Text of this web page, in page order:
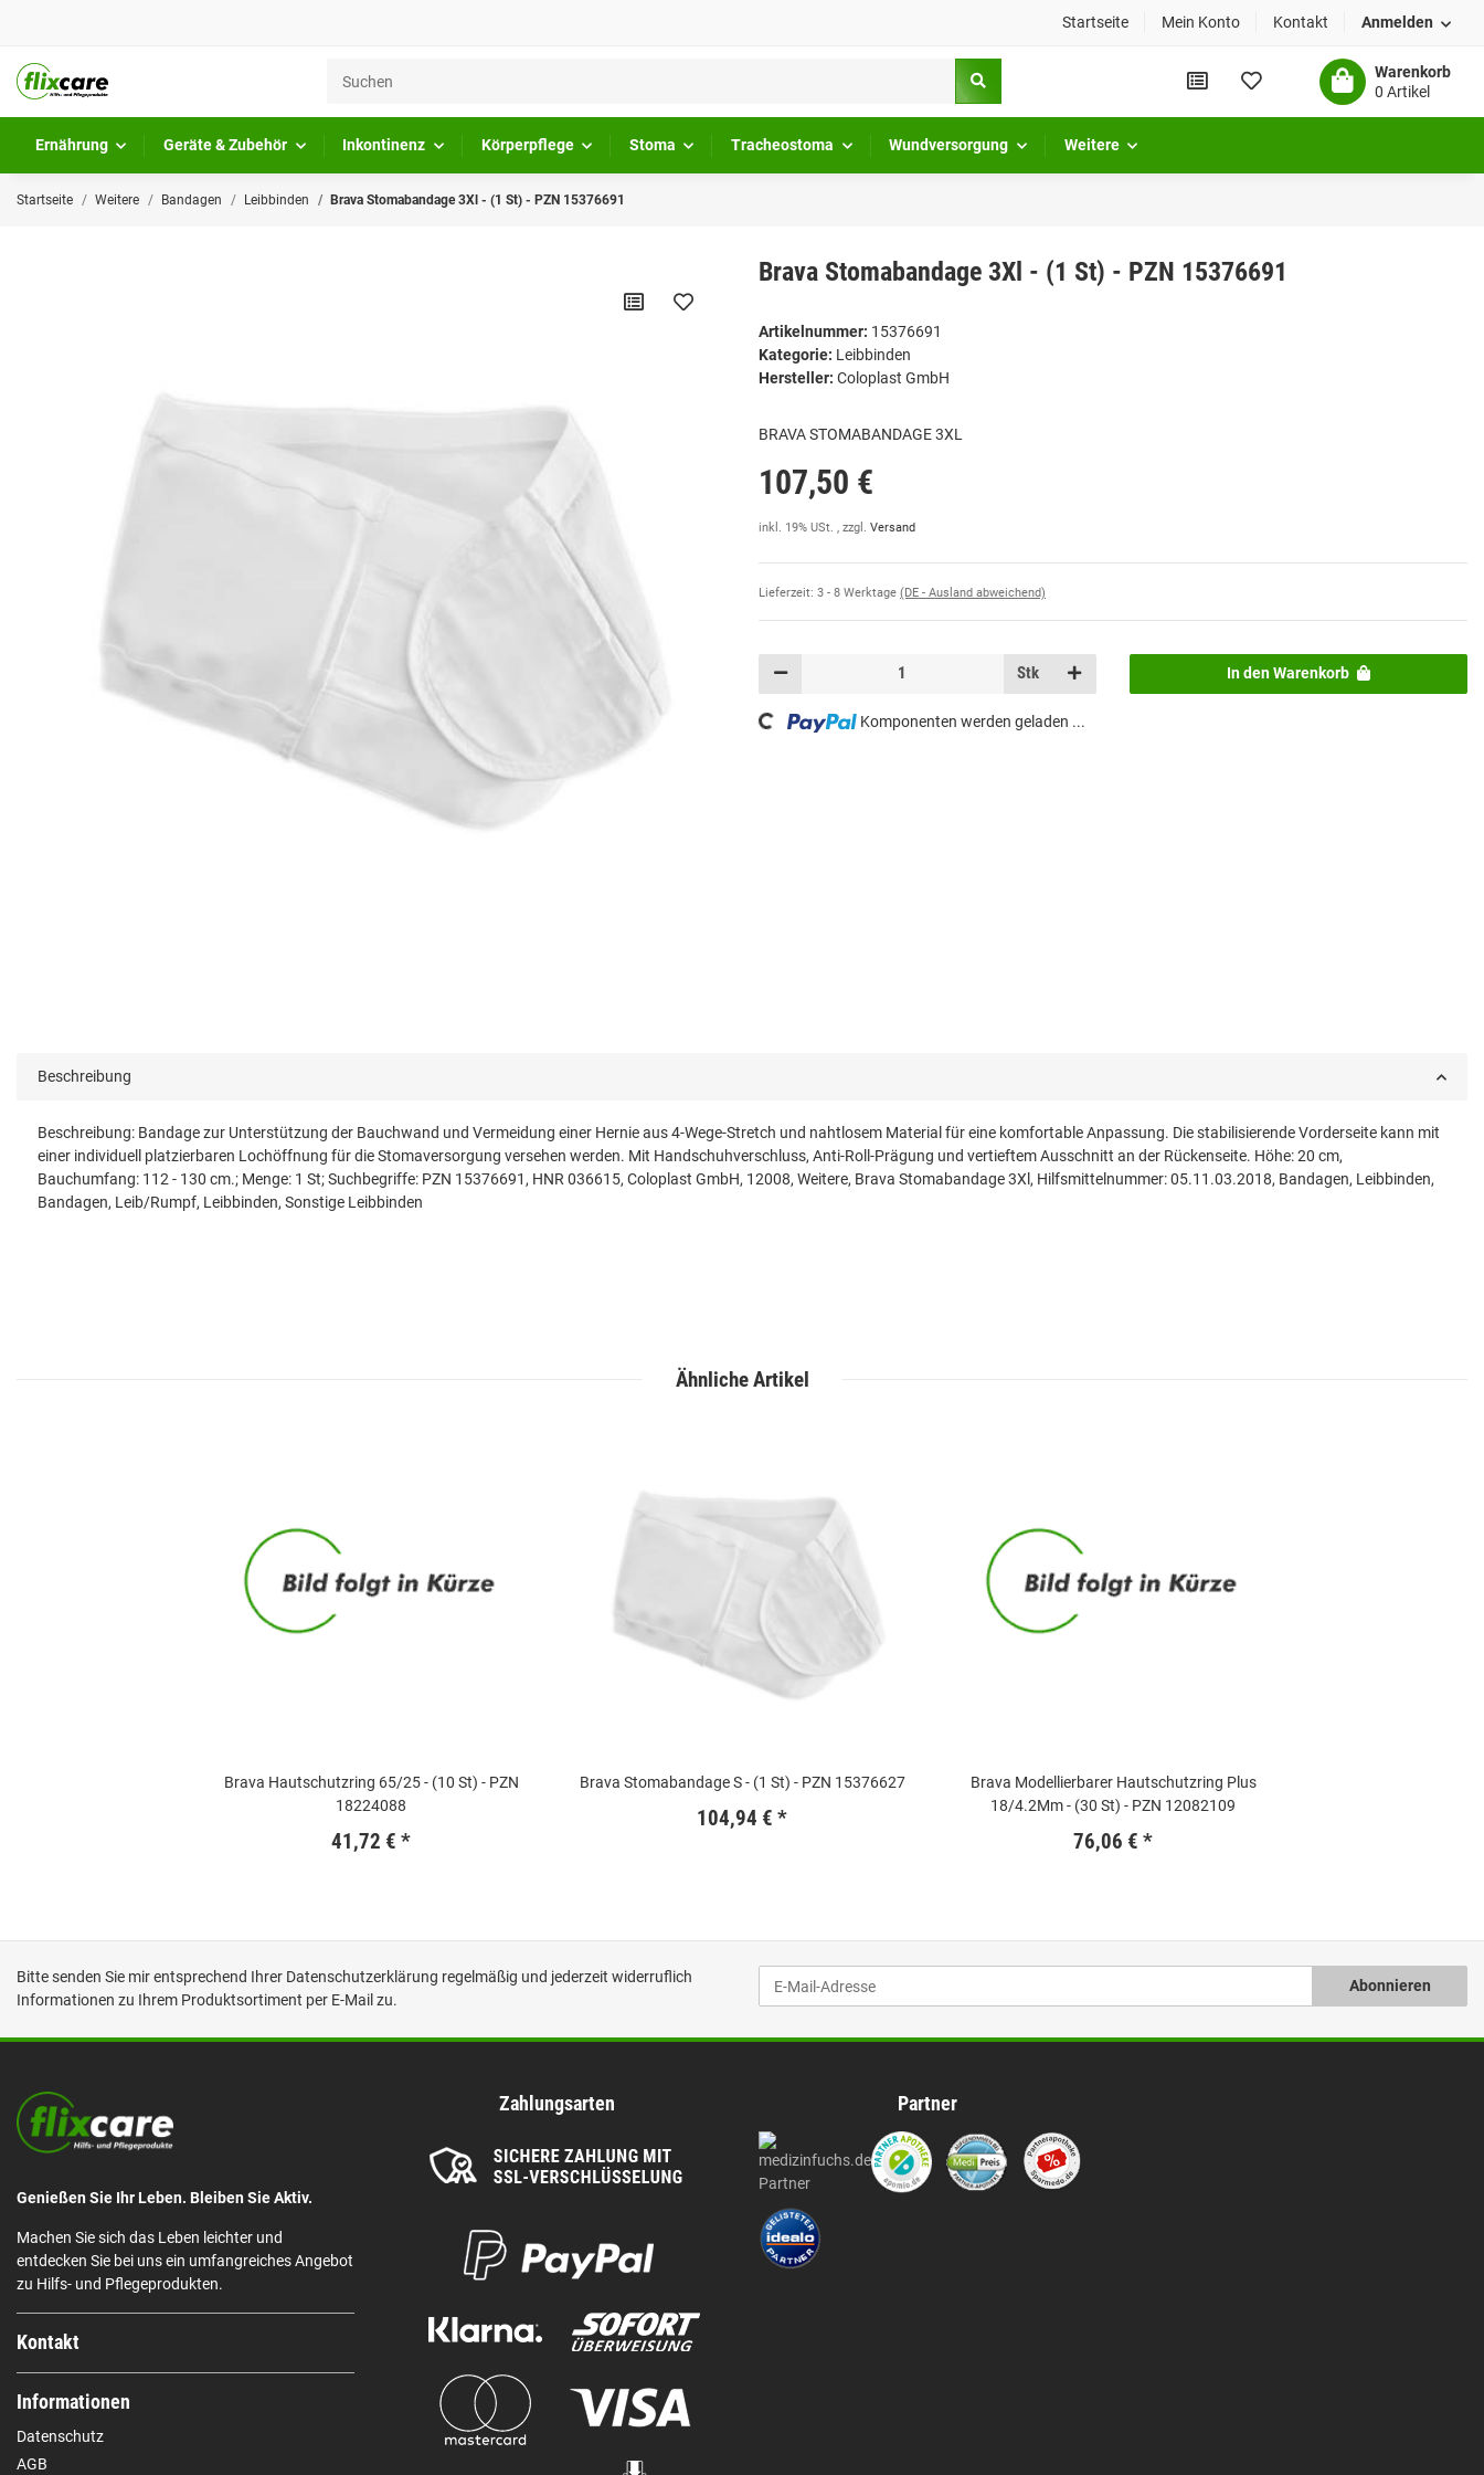
Startseite Mein Konto Kontakt Anmelden
Warenkorb
0 Artikel
Ernährung Geräte & Zubehör Inkontinenz Körperpflege Stoma Tracheostoma Wundversorgung Weitere
Startseite Weitere Bandagen Leibbinden Brava Stomabandage 3Xl - (1 St) - PZN 15376691
Brava Stomabandage 3Xl - (1 St) - PZN 15376691
Artikelnummer: 15376691
Kategorie: Leibbinden
Hersteller: Coloplast GmbH
BRAVA STOMABANDAGE 3XL
107,50 €
inkl. 19% USt. , zzgl. Versand
Lieferzeit: 3 - 8 Werktage (DE - Ausland abweichend)
Stk In den Warenkorb
Loading... Komponenten werden geladen ...
Beschreibung
Beschreibung: Bandage zur Unterstützung der Bauchwand und Vermeidung einer Hernie aus 4-Wege-Stretch und nahtlosem Material für eine komfortable Anpassung. Die stabilisierende Vorderseite kann mit
einer individuell platzierbaren Lochöffnung für die Stomaversorgung versehen werden. Mit Handschuhverschluss, Anti-Roll-Prägung und vertieftem Ausschnitt an der Rückenseite. Höhe: 20 cm,
Bauchumfang: 112 - 130 cm.; Menge: 1 St; Suchbegriffe: PZN 15376691, HNR 036615, Coloplast GmbH, 12008, Weitere, Brava Stomabandage 3Xl, Hilfsmittelnummer: 05.11.03.2018, Bandagen, Leibbinden,
Bandagen, Leib/Rumpf, Leibbinden, Sonstige Leibbinden
Ähnliche Artikel
Brava Hautschutzring 65/25 - (10 St) - PZN
18224088
41,72 € *
Brava Stomabandage S - (1 St) - PZN 15376627
104,94 € *
Brava Modellierbarer Hautschutzring Plus
18/4.2Mm - (30 St) - PZN 12082109
76,06 € *
Bitte senden Sie mir entsprechend Ihrer Datenschutzerklärung regelmäßig und jederzeit widerruflich
Informationen zu Ihrem Produktsortiment per E-Mail zu.
Abonnieren
Genießen Sie Ihr Leben. Bleiben Sie Aktiv.
Machen Sie sich das Leben leichter und
entdecken Sie bei uns ein umfangreiches Angebot
zu Hilfs- und Pflegeprodukten.
Kontakt
Informationen
Datenschutz
AGB
Zahlungsarten Partner